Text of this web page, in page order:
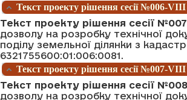
Текст проекту рішення сесії №006-VIII
Текст проекту рішення сесії №007
дозволу на розробку технічної
поділу земельної ділянки з
6321755600:01:006:0081.
Текст проекту рішення сесії №007-VIII
Текст проекту рішення сесії №008
дозволу на розробку технічної